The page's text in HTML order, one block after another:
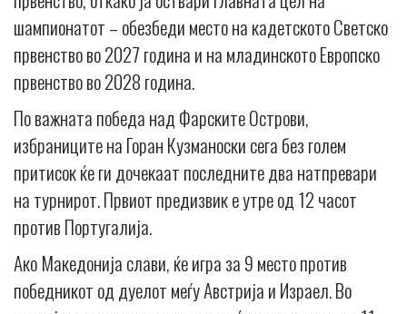
шампионатот – обезбеди место на кадетското Светско
првенство во 2027 година и на младинското Европско
првенство во 2028 година.
По важната победа над Фарските Острови,
избраниците на Горан Кузманоски сега без голем
притисок ќе ги дочекаат последните два натпревари
на турнирот. Првиот предизвик е утре од 12 часот
против Португалија.
Ако Македонија слави, ќе игра за 9 место против
победникот од дуелот меѓу Австрија и Израел. Во